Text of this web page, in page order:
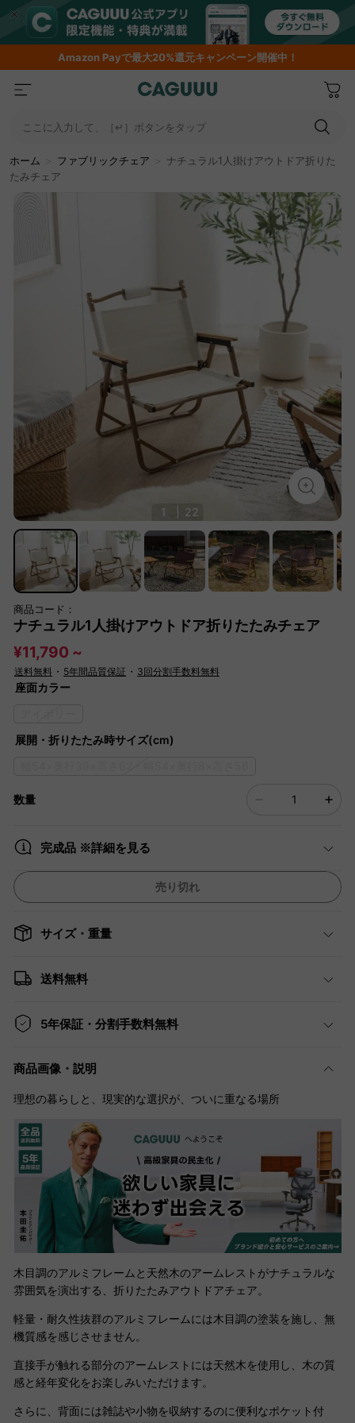
AmazonPayで最大20%還元キャンペーン開催中！
ここに入力して、［↵］ボタンをタップ
ホーム ファブリックチェア
ナチュラル1人掛けアウトドア折りた
たみチェア
1 22
商品コード：
ナチュラル1人掛けアウトドア折りたたみチェア
¥11,790 ~
送料無料 ・ 5年間品質保証 ・ 3回分割手数料無料
座面カラー
展開・折りたたみ時サイズ(cm)
数量
完成品 ※詳細を見る
売り切れ
サイズ・重量
送料無料
5年保証・分割手数料無料
商品画像・説明
理想の暮らしと、現実的な選択が、ついに重なる場所
木目調のアルミフレームと天然木のアームレストがナチュラルな
雰囲気を演出する、折りたたみアウトドアチェア。
軽量・耐久性抜群のアルミフレームには木目調の塗装を施し、無
機質感を感じさせません。
直接手が触れる部分のアームレストには天然木を使用し、木の質
感と経年変化をお楽しみいただけます。
さらに、背面には雑誌や小物を収納するのに便利なポケット付